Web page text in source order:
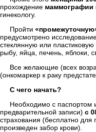
прохождение маммографии
гинекологу.
Пройти
предусмотрено
стеклянную или
рыбу, яйца, печень, яблоки,
Все желающие (всех
(онкомаркер к раку
С чего начать?
Необходимо с паспортом
предварительной записи) с
страхования (бесплатно
произведен забор крови).